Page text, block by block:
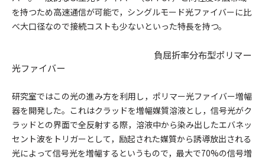
を持つため高速通信が可能で，シングルモード光ファイバーに比
べ大口径なので接続コストも少ないといった特長を持つ。
負屈折率分布型ポリマー
光ファイバー
研究室ではこの光の進み方を利用し，ポリマー光ファイバー増幅
器を開発した。これはクラッドを増幅媒質溶液とし，信号光がク
ラッドとの界面で全反射する際，溶液中から染み出したエバネッ
セント波をトリガーとして，励起された媒質から誘導放出される
光によって信号光を増幅するというもので，最大で70%の信号増